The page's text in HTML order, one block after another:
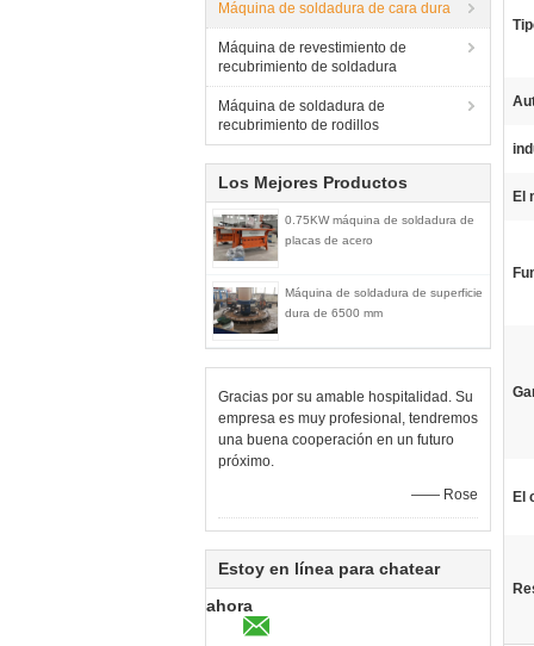
Máquina de soldadura de cara dura
Máquina de revestimiento de
recubrimiento de soldadura
Máquina de soldadura de
recubrimiento de rodillos
Los Mejores Productos
0.75KW máquina de soldadura de
placas de acero
Máquina de soldadura de superficie
dura de 6500 mm
Gracias por su amable hospitalidad. Su
empresa es muy profesional, tendremos
una buena cooperación en un futuro
próximo.
—— Rose
Estoy en línea para chatear
ahora
El
El